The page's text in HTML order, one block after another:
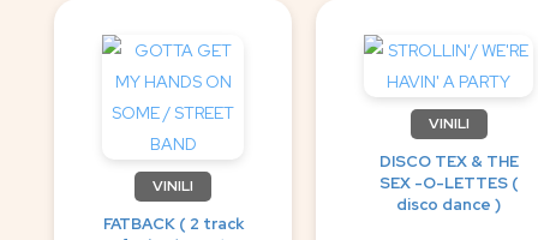
VINILI
FATBACK ( 2 track
VINILI
DISCO TEX & THE
SEX -O-LETTES (
disco dance )